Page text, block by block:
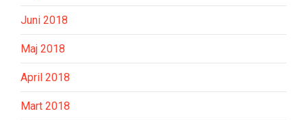
Juni 2018
Maj 2018
April 2018
Mart 2018